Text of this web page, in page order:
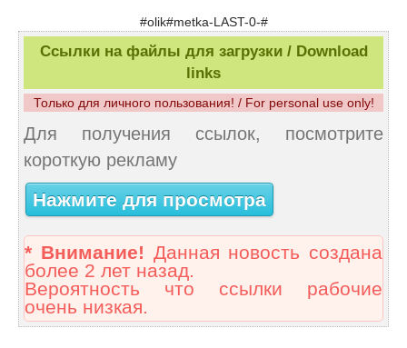
#olik#metka-LAST-0-#
Ссылки на файлы для загрузки / Download
links
Только для личного пользования! / For personal use only!
Для получения ссылок, посмотрите
короткую рекламу
Нажмите для просмотра
* Внимание! Данная новость создана
более 2 лет назад.
Вероятность что ссылки рабочие
очень низкая.